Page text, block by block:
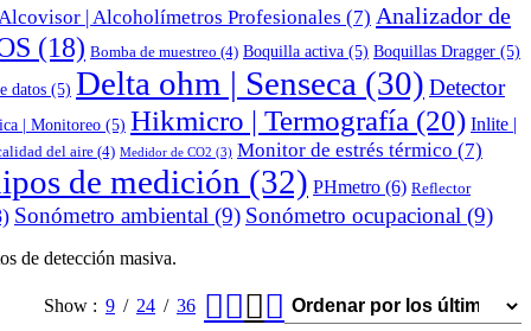
Alcovisor | Alcoholímetros Profesionales (7) Analizador de
(18) Bomba de muestreo (4) Boquilla activa (5) Boquillas Dragger (5)
datos (5) Delta ohm | Senseca (30) Detector
| Monitoreo (5) Hikmicro | Termografía (20) Inlite |
del aire (4) Medidor de CO2 (3) Monitor de estrés térmico (7)
de medición (32) PHmetro (6) Reflector
Sonómetro ambiental (9) Sonómetro ocupacional (9)
de detección masiva.
Show 9 24 36